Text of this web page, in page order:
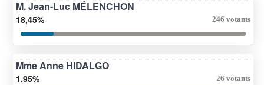
M. Jean-Luc MÉLENCHON
18,45% 246 votants
Mme Anne HIDALGO
1,95% 26 votants